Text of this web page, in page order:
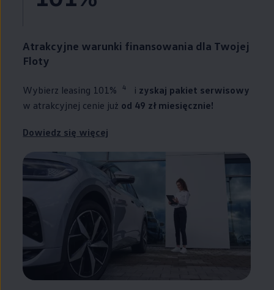
Atrakcyjne warunki finansowania dla Twojej
Floty
Wybierz leasing 101% 4 i zyskaj pakiet serwisowy
w atrakcyjnej cenie już od 49 zł miesięcznie!
Dowiedz się więcej